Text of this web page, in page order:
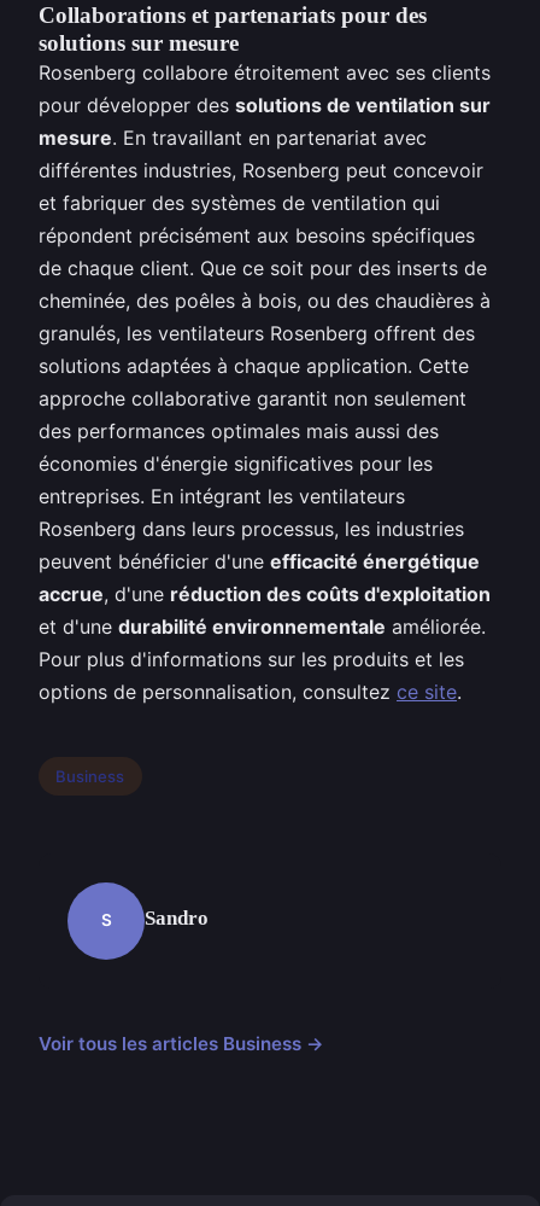
Collaborations et partenariats pour des
solutions sur mesure
Rosenberg collabore étroitement avec ses clients
pour développer des solutions de ventilation sur
mesure. En travaillant en partenariat avec
différentes industries, Rosenberg peut concevoir
et fabriquer des systèmes de ventilation qui
répondent précisément aux besoins spécifiques
de chaque client. Que ce soit pour des inserts de
cheminée, des poêles à bois, ou des chaudières à
granulés, les ventilateurs Rosenberg offrent des
solutions adaptées à chaque application. Cette
approche collaborative garantit non seulement
des performances optimales mais aussi des
économies d'énergie significatives pour les
entreprises. En intégrant les ventilateurs
Rosenberg dans leurs processus, les industries
peuvent bénéficier d'une efficacité énergétique
accrue, d'une réduction des coûts d'exploitation
et d'une durabilité environnementale améliorée.
Pour plus d'informations sur les produits et les
options de personnalisation, consultez ce site.
Business
S Sandro
Voir tous les articles Business →